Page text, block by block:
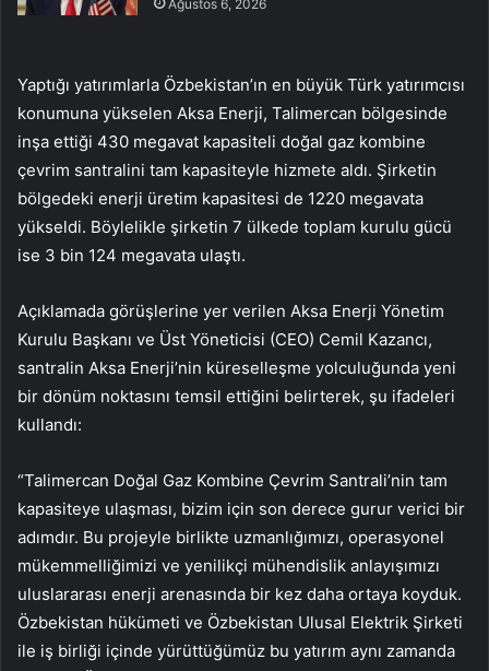
Ağustos 6, 2026
Yaptığı yatırımlarla Özbekistan’ın en büyük Türk yatırımcısı
konumuna yükselen Aksa Enerji, Talimercan bölgesinde
inşa ettiği 430 megavat kapasiteli doğal gaz kombine
çevrim santralini tam kapasiteyle hizmete aldı. Şirketin
bölgedeki enerji üretim kapasitesi de 1220 megavata
yükseldi. Böylelikle şirketin 7 ülkede toplam kurulu gücü
ise 3 bin 124 megavata ulaştı.
Açıklamada görüşlerine yer verilen Aksa Enerji Yönetim
Kurulu Başkanı ve Üst Yöneticisi (CEO) Cemil Kazancı,
santralin Aksa Enerji’nin küreselleşme yolculuğunda yeni
bir dönüm noktasını temsil ettiğini belirterek, şu ifadeleri
kullandı:
“Talimercan Doğal Gaz Kombine Çevrim Santrali’nin tam
kapasiteye ulaşması, bizim için son derece gurur verici bir
adımdır. Bu projeyle birlikte uzmanlığımızı, operasyonel
mükemmelliğimizi ve yenilikçi mühendislik anlayışımızı
uluslararası enerji arenasında bir kez daha ortaya koyduk.
Özbekistan hükümeti ve Özbekistan Ulusal Elektrik Şirketi
ile iş birliği içinde yürüttüğümüz bu yatırım aynı zamanda